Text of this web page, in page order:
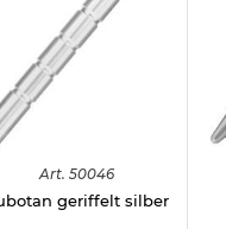
Art. 50046
geriffelt silber